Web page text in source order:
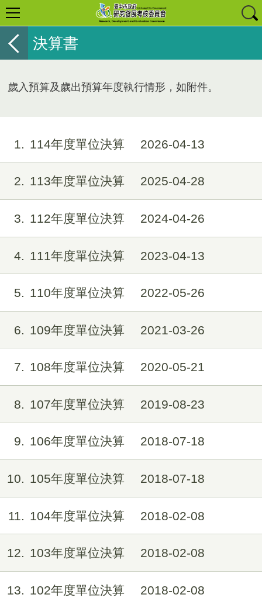
決算書
歲入預算及歲出預算年度執行情形，如附件。
1 114年度單位決算 2026-04-13
2 113年度單位決算 2025-04-28
3 112年度單位決算 2024-04-26
4 111年度單位決算 2023-04-13
5 110年度單位決算 2022-05-26
6 109年度單位決算 2021-03-26
7 108年度單位決算 2020-05-21
8 107年度單位決算 2019-08-23
9 106年度單位決算 2018-07-18
10 105年度單位決算 2018-07-18
11 104年度單位決算 2018-02-08
12 103年度單位決算 2018-02-08
13 102年度單位決算 2018-02-08